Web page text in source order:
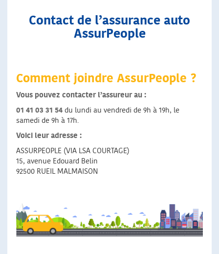
Contact de l’assurance auto
AssurPeople
Comment joindre AssurPeople ?
Vous pouvez contacter l’assureur au :
01 41 03 31 54 du lundi au vendredi de 9h à 19h, le
samedi de 9h à 17h.
Voici leur adresse :
ASSURPEOPLE (VIA LSA COURTAGE)
15, avenue Edouard Belin
92500 RUEIL MALMAISON